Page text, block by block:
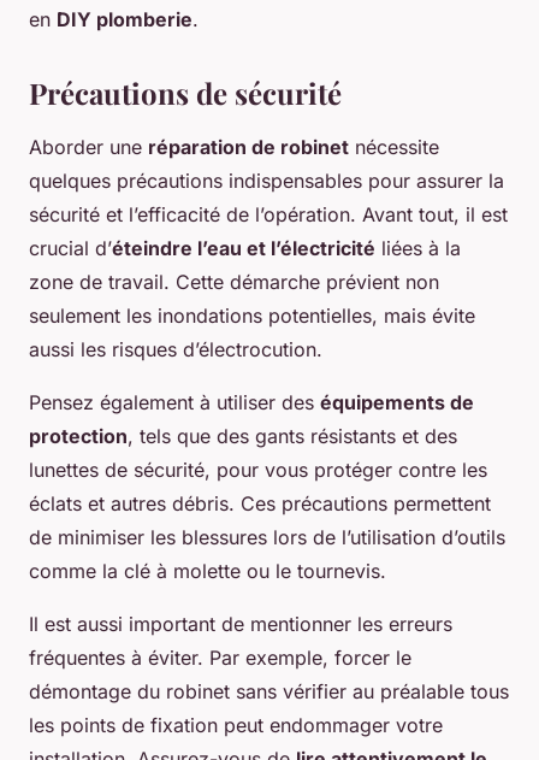
en DIY plomberie.
Précautions de sécurité
Aborder une réparation de robinet nécessite
quelques précautions indispensables pour assurer la
sécurité et l’efficacité de l’opération. Avant tout, il est
crucial d’éteindre l’eau et l’électricité liées à la
zone de travail. Cette démarche prévient non
seulement les inondations potentielles, mais évite
aussi les risques d’électrocution.
Pensez également à utiliser des équipements de
protection, tels que des gants résistants et des
lunettes de sécurité, pour vous protéger contre les
éclats et autres débris. Ces précautions permettent
de minimiser les blessures lors de l’utilisation d’outils
comme la clé à molette ou le tournevis.
Il est aussi important de mentionner les erreurs
fréquentes à éviter. Par exemple, forcer le
démontage du robinet sans vérifier au préalable tous
les points de fixation peut endommager votre